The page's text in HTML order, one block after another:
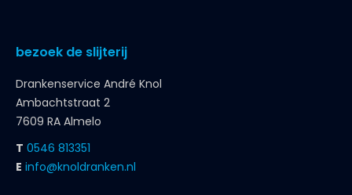
bezoek de slijterij
Drankenservice André Knol
Ambachtstraat 2
7609 RA Almelo
T 0546 813351
E info@knoldranken.nl